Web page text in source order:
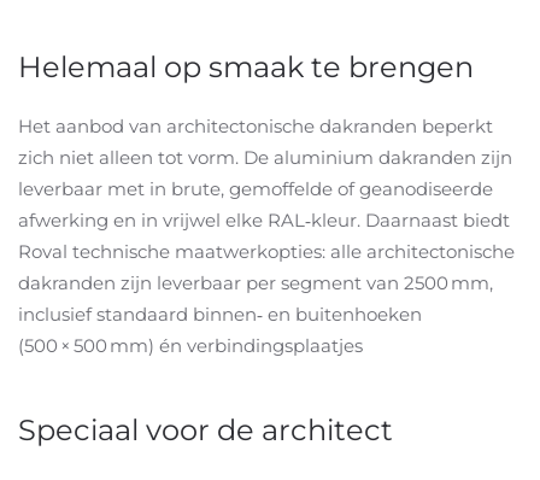
Helemaal op smaak te brengen
Het aanbod van architectonische dakranden beperkt
zich niet alleen tot vorm. De aluminium dakranden zijn
leverbaar met in brute, gemoffelde of geanodiseerde
afwerking en in vrijwel elke RAL‑kleur. Daarnaast biedt
Roval technische maatwerkopties: alle architectonische
dakranden zijn leverbaar per segment van 2500 mm,
inclusief standaard binnen‑ en buitenhoeken
(500 × 500 mm) én verbindingsplaatjes
Speciaal voor de architect